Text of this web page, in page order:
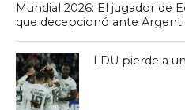
Mundial 2026: El jugador de
que decepcionó ante
LDU pierde a